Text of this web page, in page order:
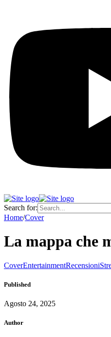
Search for:
Home/Cover
La mappa che
CoverEntertainmentRecensioni
Published
Agosto 24, 2025
Author